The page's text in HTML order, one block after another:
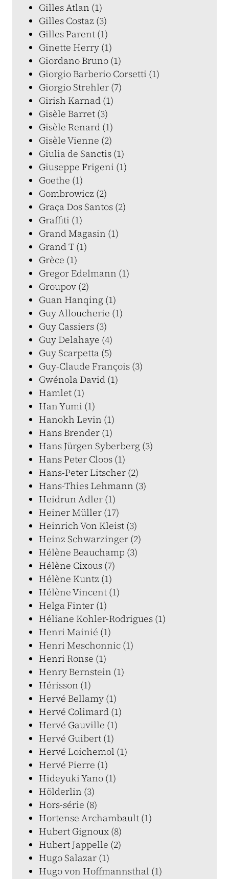
Gilles Atlan (1)
Gilles Costaz (3)
Gilles Parent (1)
Ginette Herry (1)
Giordano Bruno (1)
Giorgio Barberio Corsetti (1)
Giorgio Strehler (7)
Girish Karnad (1)
Gisèle Barret (3)
Gisèle Renard (1)
Gisèle Vienne (2)
Giulia de Sanctis (1)
Giuseppe Frigeni (1)
Goethe (1)
Gombrowicz (2)
Graça Dos Santos (2)
Graffiti (1)
Grand Magasin (1)
Grand T (1)
Grèce (1)
Gregor Edelmann (1)
Groupov (2)
Guan Hanqing (1)
Guy Alloucherie (1)
Guy Cassiers (3)
Guy Delahaye (4)
Guy Scarpetta (5)
Guy-Claude François (3)
Gwénola David (1)
Hamlet (1)
Han Yumi (1)
Hanokh Levin (1)
Hans Brender (1)
Hans Jürgen Syberberg (3)
Hans Peter Cloos (1)
Hans-Peter Litscher (2)
Hans-Thies Lehmann (3)
Heidrun Adler (1)
Heiner Müller (17)
Heinrich Von Kleist (3)
Heinz Schwarzinger (2)
Hélène Beauchamp (3)
Hélène Cixous (7)
Hélène Kuntz (1)
Hélène Vincent (1)
Helga Finter (1)
Héliane Kohler-Rodrigues (1)
Henri Mainié (1)
Henri Meschonnic (1)
Henri Ronse (1)
Henry Bernstein (1)
Hérisson (1)
Hervé Bellamy (1)
Hervé Colimard (1)
Hervé Gauville (1)
Hervé Guibert (1)
Hervé Loichemol (1)
Hervé Pierre (1)
Hideyuki Yano (1)
Hölderlin (3)
Hors-série (8)
Hortense Archambault (1)
Hubert Gignoux (8)
Hubert Jappelle (2)
Hugo Salazar (1)
Hugo von Hoffmannsthal (1)